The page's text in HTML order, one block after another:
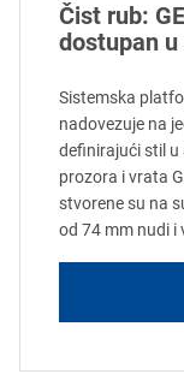
Čist rub:
dostupan
Sistemska
nadovezuje na
definirajući stil
prozora i vrata
stvorene su na
od 74 mm nudi i